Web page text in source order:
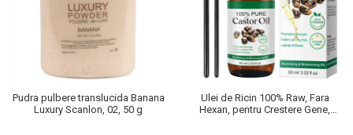
Scrub / Balsam de buze
Netestate pe Animale
Pudra pulbere translucida Banana
Luxury Scanlon, 02, 50 g
Ulei de Ricin 100% Raw, Fara
Hexan, pentru Crestere Gene,